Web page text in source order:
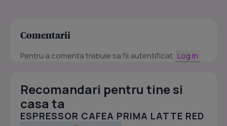
Comentarii
Pentru a comenta trebuie sa fii autentificat. Log in
Recomandari pentru tine si
casa ta
ESPRESSOR CAFEA PRIMA LATTE RED